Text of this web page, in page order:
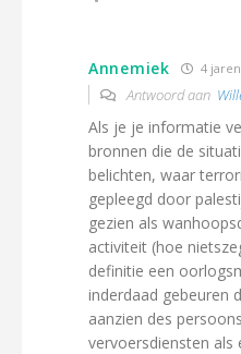
Annemiek 4
Antwoord aan
Als je je informatie
bronnen die de
belichten, waar
gepleegd door
gezien als
activiteit (hoe
definitie een
inderdaad gebeuren
aanzien des
vervoersdiensten als